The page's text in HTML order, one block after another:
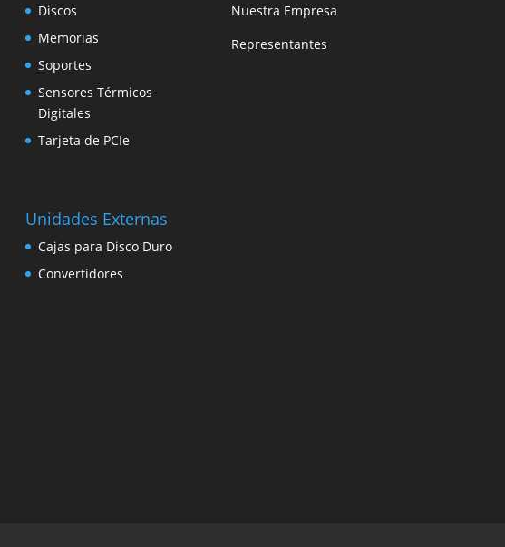
Discos
Memorias
Soportes
Sensores Térmicos
Digitales
Tarjeta de PCIe
Unidades Externas
Cajas para Disco Duro
Convertidores
Nuestra Empresa
Representantes